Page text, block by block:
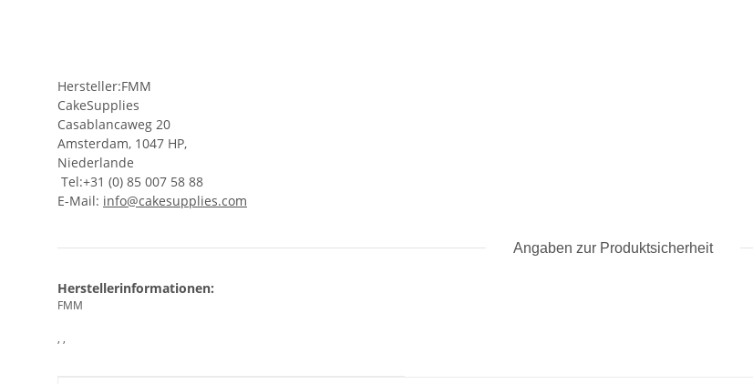
Hersteller:FMM
CakeSupplies
Casablancaweg 20
Amsterdam, 1047 HP,
Niederlande
Tel:+31 (0) 85 007 58 88
E-Mail: info@cakesupplies.com
Angaben zur Produktsicherheit
Herstellerinformationen:
FMM
, ,